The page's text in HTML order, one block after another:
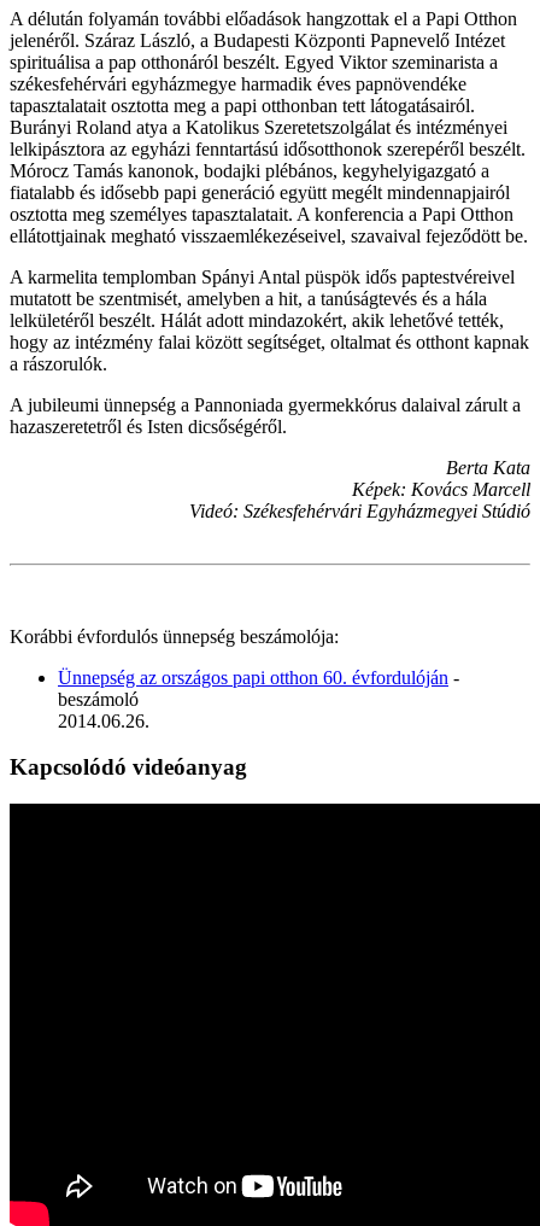
A délután folyamán további előadások hangzottak el a Papi Otthon
jelenéről. Száraz László, a Budapesti Központi Papnevelő Intézet
spirituálisa a pap otthonáról beszélt. Egyed Viktor szeminarista a
székesfehérvári egyházmegye harmadik éves papnövendéke
tapasztalatait osztotta meg a papi otthonban tett látogatásairól.
Burányi Roland atya a Katolikus Szeretetszolgálat és intézményei
lelkipásztora az egyházi fenntartású idősotthonok szerepéről beszélt.
Mórocz Tamás kanonok, bodajki plébános, kegyhelyigazgató a
fiatalabb és idősebb papi generáció együtt megélt mindennapjairól
osztotta meg személyes tapasztalatait. A konferencia a Papi Otthon
ellátottjainak megható visszaemlékezéseivel, szavaival fejeződött be.
A karmelita templomban Spányi Antal püspök idős paptestvéreivel
mutatott be szentmisét, amelyben a hit, a tanúságtevés és a hála
lelkületéről beszélt. Hálát adott mindazokért, akik lehetővé tették,
hogy az intézmény falai között segítséget, oltalmat és otthont kapnak
a rászorulók.
A jubileumi ünnepség a Pannoniada gyermekkórus dalaival zárult a
hazaszeretetről és Isten dicsőségéről.
Berta Kata
Képek: Kovács Marcell
Videó: Székesfehérvári Egyházmegyei Stúdió
Korábbi évfordulós ünnepség beszámolója:
Ünnepség az országos papi otthon 60. évfordulóján -
beszámoló
2014.06.26.
Kapcsolódó videóanyag